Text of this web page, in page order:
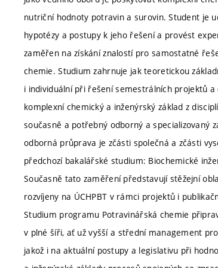
nutriční hodnoty potravin a surovin. Student je
hypotézy a postupy k jeho řešení a provést
zaměřen na získání znalostí pro samostatné
chemie. Studium zahrnuje jak teoretickou
i individuální při řešení semestrálních projektů
komplexní chemický a inženýrský základ z
současně a potřebný odborný a specializovaný
odborná průprava je zčásti společná a zčásti
předchozí bakalářské studium: Biochemické
Současně tato zaměření představují stěžejní
rozvíjeny na ÚCHPBT v rámci projektů i
Studium programu Potravinářská chemie
v plné šíři, ať už vyšší a střední management
jakož i na aktuální postupy a legislativu při